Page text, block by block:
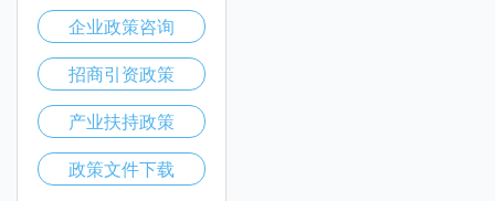
企业政策咨询
招商引资政策
产业扶持政策
政策文件下载